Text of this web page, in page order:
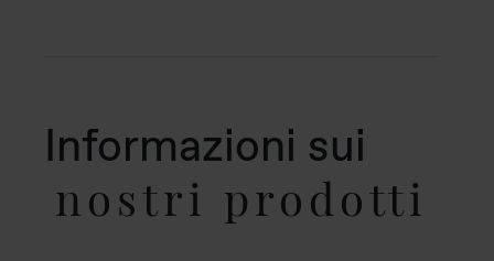
Informazioni sui
nostri prodotti